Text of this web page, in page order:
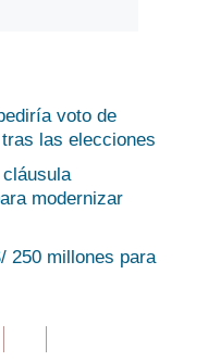
voto de
tras las elecciones
modernizar
250 millones para